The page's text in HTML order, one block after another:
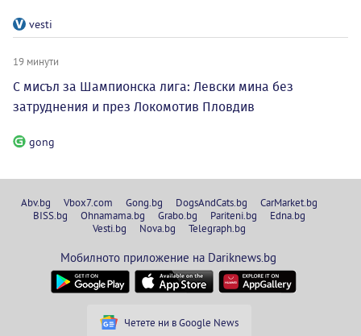
vesti
19 минути
С мисъл за Шампионска лига: Левски мина без
затруднения и през Локомотив Пловдив
gong
Abv.bg Vbox7.com Gong.bg DogsAndCats.bg
CarMarket.bg
BISS.bg
Ohnamama.bg Grabo.bg Pariteni.bg
Edna.bg
Vesti.bg
Nova.bg Telegraph.bg
Мобилното приложение на Dariknews.bg
Четете ни в Google News